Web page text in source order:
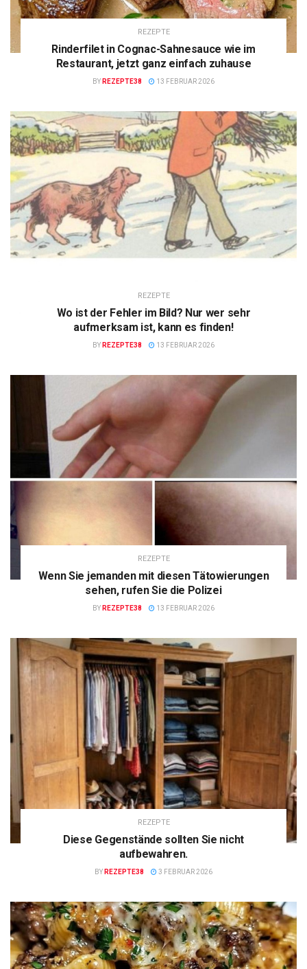
REZEPTE
Rinderfilet in Cognac-Sahnesauce wie im
Restaurant, jetzt ganz einfach zuhause
BY REZEPTE38 13 FEBRUAR 2026
REZEPTE
Wo ist der Fehler im Bild? Nur wer sehr
aufmerksam ist, kann es finden!
BY REZEPTE38 13 FEBRUAR 2026
REZEPTE
Wenn Sie jemanden mit diesen Tätowierungen
sehen, rufen Sie die Polizei
BY REZEPTE38 13 FEBRUAR 2026
REZEPTE
Diese Gegenstände sollten Sie nicht
aufbewahren.
BY REZEPTE38 3 FEBRUAR 2026